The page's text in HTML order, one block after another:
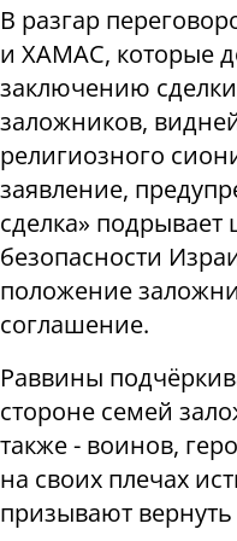
В разгар
и ХАМАС, которые
заключению
заложников,
религиозного
заявление,
сделка»
безопасности
положение
соглашение.
Раввины
стороне семей
также - воинов,
на своих плечах
призывают